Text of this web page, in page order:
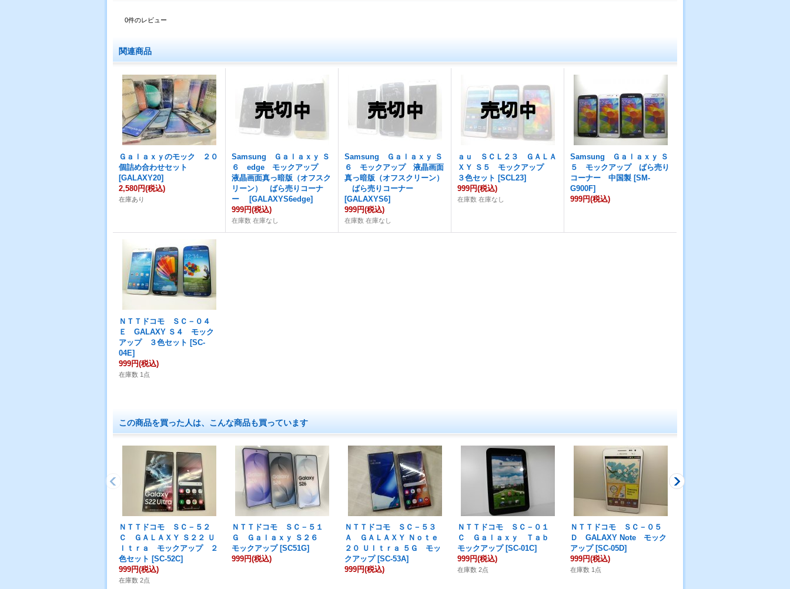
0件のレビュー
関連商品
Ｇａｌａｘｙのモック ２０
個詰め合わせセット
[GALAXY20]
2,580円(税込)
在庫あり
Samsung Ｇａｌａｘｙ Ｓ
６ edge モックアップ
液晶画面真っ暗版（オフスク
リーン） ばら売りコーナ
ー
[GALAXYS6edge]
999円(税込)
在庫数 在庫なし
Samsung Ｇａｌａｘｙ Ｓ
６ モックアップ 液晶画面
真っ暗版（オフスクリーン）
ばら売りコーナー
[GALAXYS6]
999円(税込)
在庫数 在庫なし
ａｕ ＳＣＬ２３ ＧＡＬＡ
ＸＹ Ｓ５ モックアップ
３色セット [SCL23]
999円(税込)
在庫数 在庫なし
Samsung Ｇａｌａｘｙ Ｓ
５ モックアップ ばら売り
コーナー 中国製 [SM-
G900F]
999円(税込)
ＮＴＴドコモ ＳＣ－０４
Ｅ GALAXY Ｓ４ モック
アップ ３色セット [SC-
04E]
999円(税込)
在庫数 1点
この商品を買った人は、こんな商品も買っています
ＮＴＴドコモ ＳＣ－５２
Ｃ ＧＡＬＡＸＹ Ｓ２２ Ｕ
ｌｔｒａ モックアップ ２
色セット [SC-52C]
999円(税込)
在庫数 2点
ＮＴＴドコモ ＳＣ－５１
Ｇ Ｇａｌａｘｙ Ｓ２６
モックアップ [SC51G]
999円(税込)
ＮＴＴドコモ ＳＣ－５３
Ａ ＧＡＬＡＸＹ Ｎｏｔｅ
２０ Ｕｌｔｒａ ５Ｇ モッ
クアップ [SC-53A]
999円(税込)
ＮＴＴドコモ ＳＣ－０１
Ｃ Ｇａｌａｘｙ Ｔａｂ
モックアップ [SC-01C]
999円(税込)
在庫数 2点
ＮＴＴドコモ ＳＣ－０５
Ｄ GALAXY Note モック
アップ [SC-05D]
999円(税込)
在庫数 1点